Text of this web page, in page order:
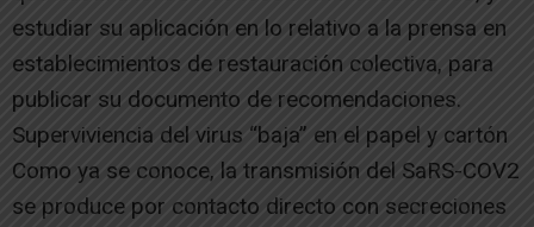
estudiar su aplicación en lo relativo a la prensa en
establecimientos de restauración colectiva, para
publicar su documento de recomendaciones.
Superviviencia del virus “baja” en el papel y cartón
Como ya se conoce, la transmisión del SaRS-COV2
se produce por contacto directo con secreciones